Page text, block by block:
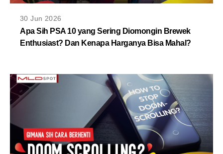
30 Jun 2026
Apa Sih PSA 10 yang Sering Diomongin Brewek
Enthusiast? Dan Kenapa Harganya Bisa Mahal?